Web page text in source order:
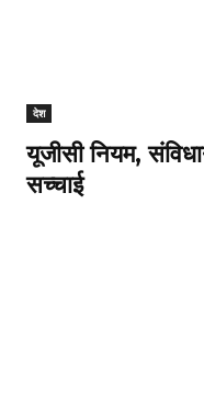
देश
यूजीसी नियम,
सच्चाई